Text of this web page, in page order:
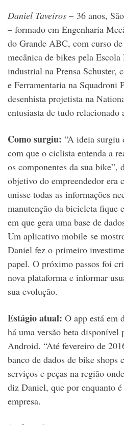
Daniel Taveiros – 36 anos,
– formado em Engenharia
do Grande ABC, com curso
mecânica de bikes pela
industrial na Prensa Schuster,
e Ferramentaria na Squadroni
desenhista projetista na
entusiasta de tudo relacionado
Como surgiu: “A ideia surgiu
com que o ciclista entenda a
os componentes da sua
objetivo do empreendedor era
unisse todas as informações
manutenção da bicicleta fique
em que gera uma base de
Um aplicativo mobile se
Daniel fez o primeiro
papel. O próximo passos foi
nova plataforma e informar
sua evolução.
Estágio atual: O app está em
há uma versão beta disponível
Android. “Até fevereiro de
banco de dados de bike shops
serviços e peças na região
diz Daniel, que por enquanto
empresa.